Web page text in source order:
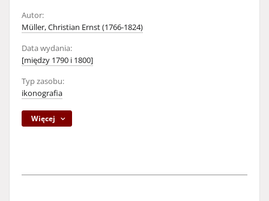
Autor:
Müller, Christian Ernst (1766-1824)
Data wydania:
[między 1790 i 1800]
Typ zasobu:
ikonografia
Więcej